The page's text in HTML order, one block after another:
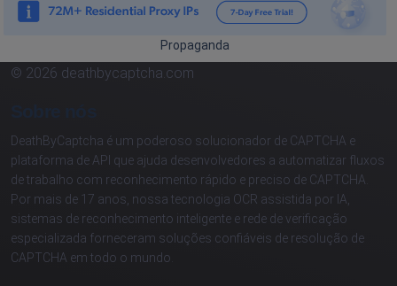
Propaganda
© 2026 deathbycaptcha.com
DeathByCaptcha é um poderoso solucionador de CAPTCHA e
plataforma de API que ajuda desenvolvedores a automatizar fluxos
de trabalho com reconhecimento rápido e preciso de CAPTCHA.
Por mais de 17 anos, nossa tecnologia OCR assistida por IA,
sistemas de reconhecimento inteligente e rede de verificação
especializada forneceram soluções confiáveis de resolução de
CAPTCHA em todo o mundo.